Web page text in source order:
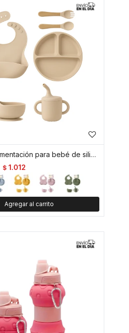
Set x5 de alimentación para bebé de silicona - Beige
$ 1.012